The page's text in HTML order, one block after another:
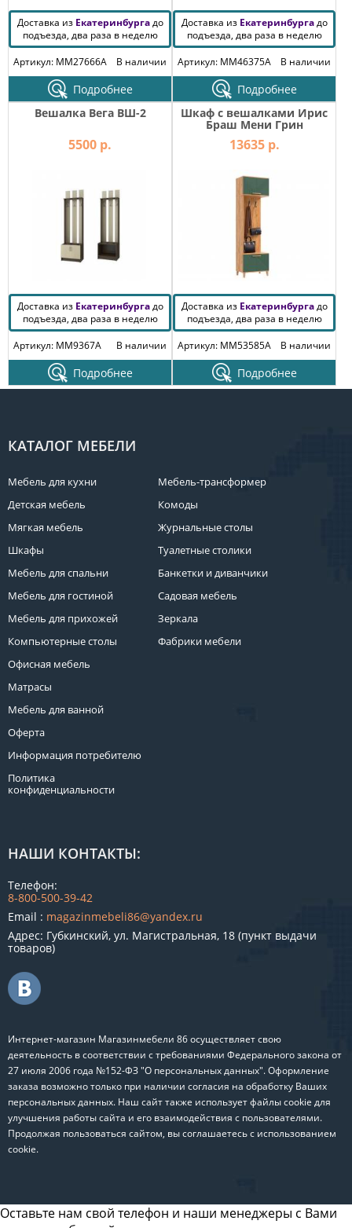
Доставка из Екатеринбургадо
подъезда, два раза в неделю
Артикул: MM27666A
В наличии
Подробнее
Доставка из Екатеринбургадо
подъезда, два раза в неделю
Артикул: MM46375A
В наличии
Подробнее
Вешалка Вега ВШ-2
5500 р.
Доставка из Екатеринбургадо
подъезда, два раза в неделю
Артикул: MM9367A
В наличии
Подробнее
Шкаф с вешалками Ирис
Браш Мени Грин
13635 р.
Доставка из Екатеринбургадо
подъезда, два раза в неделю
Артикул: MM53585A
В наличии
Подробнее
КАТАЛОГ МЕБЕЛИ
Мебель для кухни
Детская мебель
Мягкая мебель
Шкафы
Мебель для спальни
Мебель для гостиной
Мебель для прихожей
Компьютерные столы
Офисная мебель
Матрасы
Мебель для ванной
Оферта
Информация потребителю
Политика
конфиденциальности
Мебель-трансформер
Комоды
Журнальные столы
Туалетные столики
Банкетки и диванчики
Садовая мебель
Зеркала
Фабрики мебели
НАШИ КОНТАКТЫ:
Телефон:
8-800-500-39-42
Email : magazinmebeli86@yandex.ru
Адрес: Губкинский, ул. Магистральная, 18 (пункт выдачи
товаров)
Интернет-магазин Магазинмебели 86 осуществляет свою
деятельность в соответствии с требованиями Федерального закона от
27 июля 2006 года №152-ФЗ "О персональных данных". Оформление
заказа возможно только при наличии согласия на обработку Ваших
персональных данных. Наш сайт также использует файлы cookie для
улучшения работы сайта и его взаимодействия с пользователями.
Продолжая пользоваться сайтом, вы соглашаетесь с использованием
cookie.
Оставьте нам свой телефон и наши менеджеры с Вами